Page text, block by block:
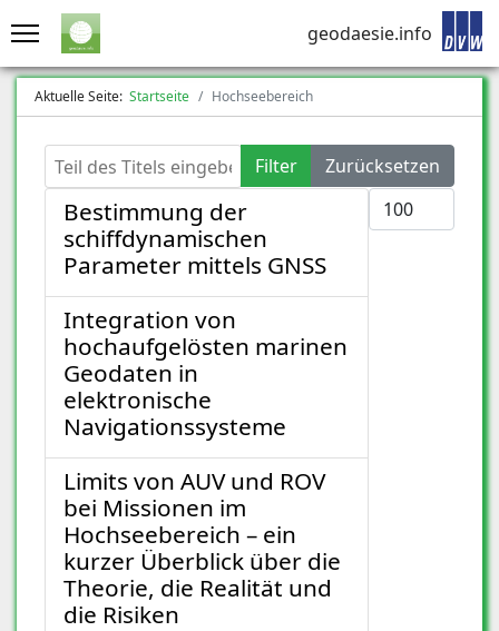
geodaesie.info
Aktuelle Seite: Startseite Hochseebereich
Teil des Titels eingeben Filter
Zurücksetzen
Anzeige #
Bestimmung der
schiffdynamischen
Parameter mittels GNSS
Integration von
hochaufgelösten marinen
Geodaten in
elektronische
Navigationssysteme
Limits von AUV und ROV
bei Missionen im
Hochseebereich – ein
kurzer Überblick über die
Theorie, die Realität und
die Risiken